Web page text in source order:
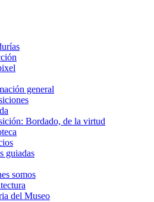
general
Bordado, de la virtud
guiadas
somos
del Museo